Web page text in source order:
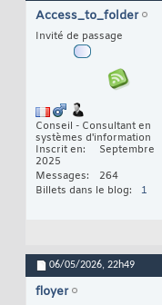
Access_to_folder
Invité de passage
Conseil - Consultant en
systèmes d'information
Inscrit en
Septembre
2025
Messages
264
Billets dans le blog
1
06/05/2026, 22h49
floyer